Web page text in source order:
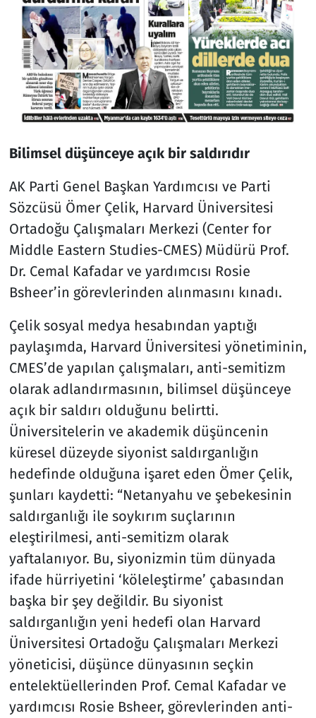
Bilimsel düşünceye açık bir saldırıdır
AK Parti Genel Başkan Yardımcısı ve Parti
Sözcüsü Ömer Çelik, Harvard Üniversitesi
Ortadoğu Çalışmaları Merkezi (Center for
Middle Eastern Studies-CMES) Müdürü Prof.
Dr. Cemal Kafadar ve yardımcısı Rosie
Bsheer’in görevlerinden alınmasını kınadı.
Çelik sosyal medya hesabından yaptığı
paylaşımda, Harvard Üniversitesi yönetiminin,
CMES’de yapılan çalışmaları, anti-semitizm
olarak adlandırmasının, bilimsel düşünceye
açık bir saldırı olduğunu belirtti.
Üniversitelerin ve akademik düşüncenin
küresel düzeyde siyonist saldırganlığın
hedefinde olduğuna işaret eden Ömer Çelik,
şunları kaydetti: “Netanyahu ve şebekesinin
saldırganlığı ile soykırım suçlarının
eleştirilmesi, anti-semitizm olarak
yaftalanıyor. Bu, siyonizmin tüm dünyada
ifade hürriyetini ‘köleleştirme’ çabasından
başka bir şey değildir. Bu siyonist
saldırganlığın yeni hedefi olan Harvard
Üniversitesi Ortadoğu Çalışmaları Merkezi
yöneticisi, düşünce dünyasının seçkin
entelektüellerinden Prof. Cemal Kafadar ve
yardımcısı Rosie Bsheer, görevlerinden anti-